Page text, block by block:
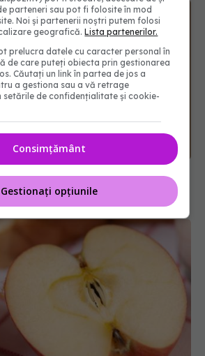
părul de la rădăcină. Ai
să ștergi ridurile: 4 efecte
piele
parteneri sau pot fi folosite în mod
Noi și partenerii noștri putem folosi
geografică.Lista partenerilor.
prelucra datele cu caracter personal în
de care puteți obiecta prin gestionarea
Căutați un link în partea de jos a
a gestiona sau a vă retrage
setările de confidențialitate și cookie-
Consimțământ
Gestionați opțiunile